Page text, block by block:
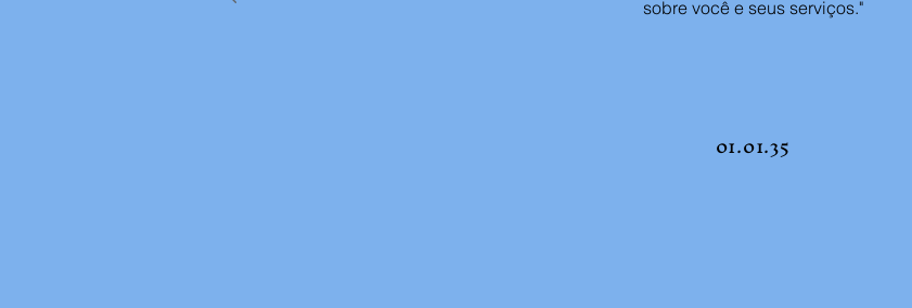
sobre você e seus serviços."
01.01.35